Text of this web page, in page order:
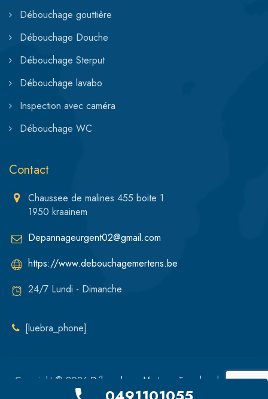
Débouchage gouttière
Débouchage Douche
Débouchage Sterput
Débouchage lavabo
Inspection avec caméra
Débouchage WC
Contact
Chaussee de malines 455 boite 1
1950 kraainem
Depannageurgent02@gmail.com
https://www.debouchagemertens.be
24/7 Lundi - Dimanche
[luebra_phone]
Copyright © 2026 Débouchage Mertens
. Tous les droits sont
réservés.